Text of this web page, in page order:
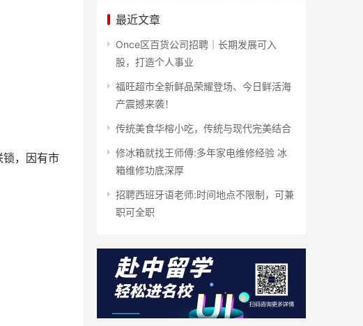
锁，因有市
最近文章
Once区百货公司招聘｜长期发展可入
股，打造个人事业
福旺超市全新鲜品荣耀登场、今日鲜活海
产震撼来袭！
传统美食华榕小吃，传统与现代完美结合
修冰箱就找王师傅:多年家电维修经验 冰
箱维修功底深厚
招聘西班牙语老师:时间地点不限制，可兼
职可全职